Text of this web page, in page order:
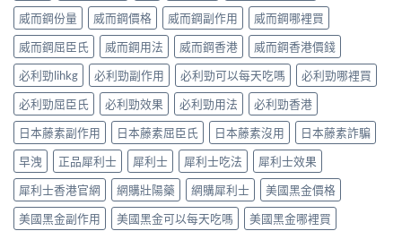
威而鋼份量
威而鋼價格 威而鋼副作用
威而鋼哪裡買
威而鋼屈臣氏
威而鋼用法 威而鋼香港
威而鋼香港價錢
必利勁lihkg
必利勁副作用 必利勁可以每天吃嗎
必利勁哪裡買
必利勁屈臣氏
必利勁效果 必利勁用法
必利勁香港
日本藤素副作用
日本藤素屈臣氏 日本藤素沒用
日本藤素詐騙
早洩
正品犀利士 犀利士 犀利士吃法
犀利士效果
犀利士香港官網
網購壯陽藥 網購犀利士
美國黑金價格
美國黑金副作用
美國黑金可以每天吃嗎 美國黑金哪裡買